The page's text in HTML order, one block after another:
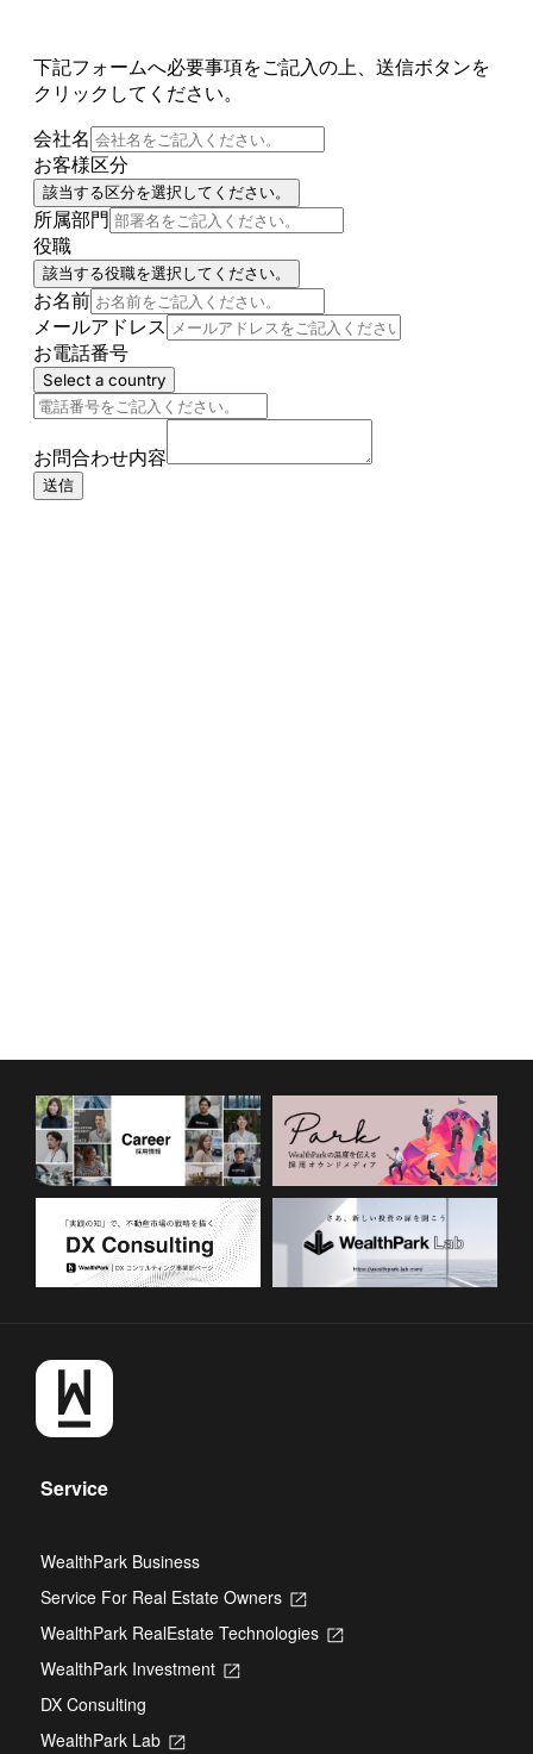
Service
WealthPark Business
Service For Real Estate Owners
Opens
a
WealthPark RealEstate Technologies
Opens
WealthPark Investment
Opens
DX Consulting
WealthPark Lab
Opens